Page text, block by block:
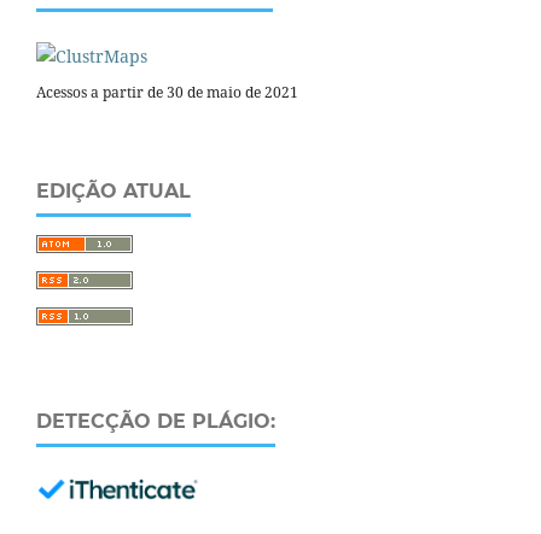
Acessos a partir de 30 de maio de 2021
EDIÇÃO ATUAL
DETECÇÃO DE PLÁGIO: